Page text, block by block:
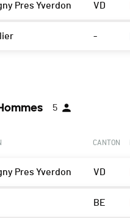
Pres Yverdon VD
-
5
CANTON
Pres Yverdon VD
BE